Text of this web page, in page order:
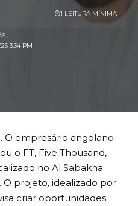
3:34 PM
1 LEITURA MÍNIMA
O empresário angolano
o FT, Five Thousand,
no Al Sabakha
projeto, idealizado por
criar oportunidades